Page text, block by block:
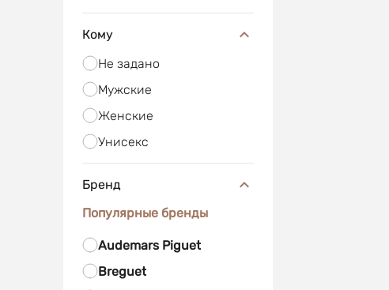
Кому
Не задано
Мужские
Женские
Унисекс
Бренд
Популярные бренды
Audemars Piguet
Breguet